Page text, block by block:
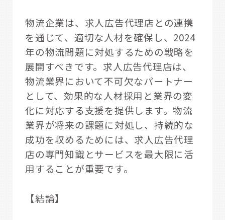
物流企業は、求人広告代理店との連携
を通じて、適切な人材を確保し、2024
年の物流問題に対処するための戦略を
展開すべきです。求人広告代理店は、
物流業界において不可欠なパートナー
として、効果的な人材採用と業界の変
化に対応する支援を提供します。物流
業界が将来の課題に対処し、持続的な
成功を収めるためには、求人広告代理
店の専門知識とサービスを最大限に活
用することが重要です。
【結論】